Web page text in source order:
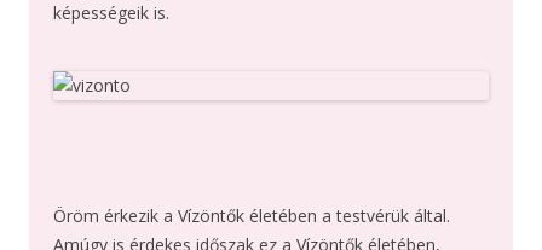
képességeik is.
Öröm érkezik a Vízöntők életében a testvérük által.
Amúgy is érdekes időszak ez a Vízöntők életében,